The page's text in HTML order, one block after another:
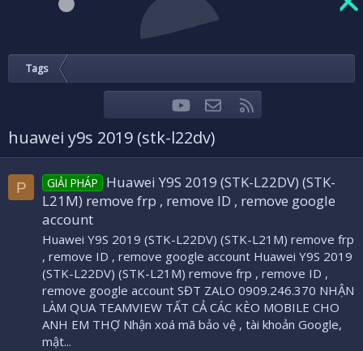
Tags
FacebookTwitteryoutubeLiên hệ
huawei y9s 2019 (stk-l22dv)
P GIẢI PHÁP
Huawei Y9S 2019 (STK-L22DV) (STK-
L21M) remove frp , remove ID , remove google
account
Huawei Y9S 2019 (STK-L22DV) (STK-L21M) remove frp
, remove ID , remove google account Huawei Y9S 2019
(STK-L22DV) (STK-L21M) remove frp , remove ID ,
remove google account SĐT ZALO 0909.246.370 NHẬN
LÀM QUA TEAMVIEW TẤT CẢ CÁC KÈO MOBILE CHO
ANH EM THỢ Nhận xoá mã bảo vệ , tài khoản Google,
mật...